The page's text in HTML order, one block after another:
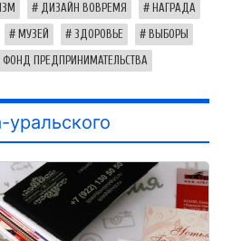
ДИЗАЙН ВОВРЕМЯ НАГРАДА
МУЗЕЙ ЗДОРОВЬЕ ВЫБОРЫ
ФОНД ПРЕДПРИНИМАТЕЛЬСТВА